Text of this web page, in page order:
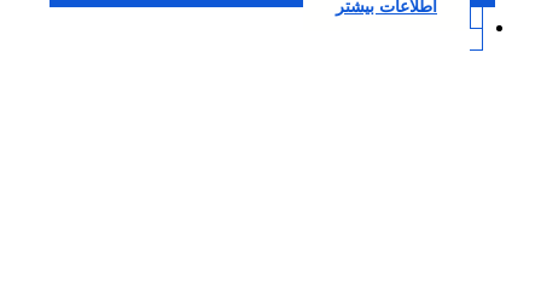
اطلاعات بیشتر